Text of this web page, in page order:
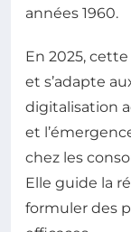
années 1960.
En 2025,
et s’adapte
digitalisation
et
chez les
Elle guide la
formuler des